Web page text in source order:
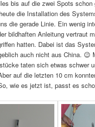
bis auf die zwei Spots schon
die Installation des
die gerade Linie. Ein wenig
bildhaften Anleitung vertraut
hatten. Dabei ist das
auch nicht aus China. 😉
taten sich etwas schwer
auf die letzten 10 cm
wie es jetzt ist, passt es